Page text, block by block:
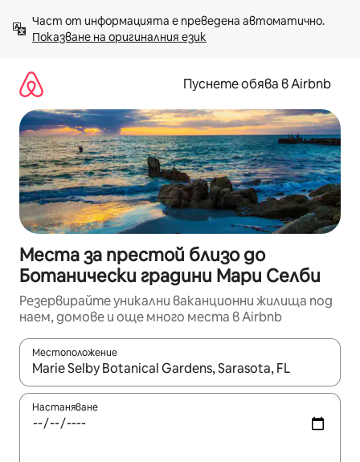
към
съдържанието
Показване на оригиналния език
Пуснете обява в Airbnb
Места за престой близо до
Ботанически градини Мари Селби
Резервирайте уникални ваканционни жилища под
наем, домове и още много места в Airbnb
Местоположение
Когато резултатите се покажат, използвайте
Настаняване